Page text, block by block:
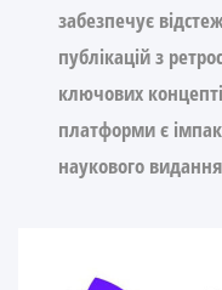
забезпечує
публікацій з
ключових
платформи є
наукового